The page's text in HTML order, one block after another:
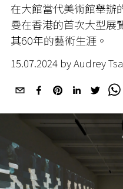
在大館當代美術館舉辦
曼在香港的首次大型展
其60年的藝術生涯。
15.07.2024 by Audrey